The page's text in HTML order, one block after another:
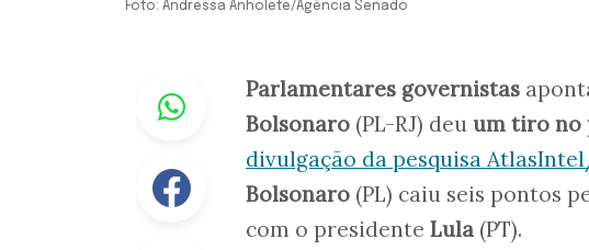
Foto: Andressa Anholete/Agência Senado
Whastapp
Facebook
Parlamentares governistas
Bolsonaro (PL-RJ) deu um tiro no
divulgação da pesquisa
Bolsonaro (PL) caiu seis pontos
com o presidente Lula (PT).